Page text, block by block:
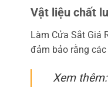
Vật liệu chất
Làm Cửa Sắt Giá
đảm bảo rằng
Xem thêm: